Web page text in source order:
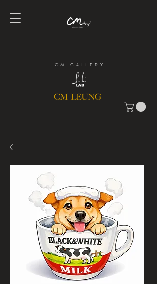
CM GALLERY